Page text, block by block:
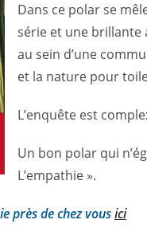
Dans ce polar se
série et une brillante
au sein d’une
et la nature pour
L’enquête est
Un bon polar qui
L’empathie ».
près de chez vousici